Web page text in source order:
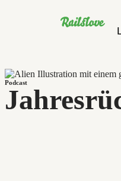
Podcast